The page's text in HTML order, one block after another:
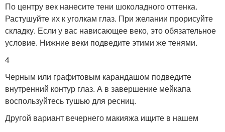
По центру век нанесите тени шоколадного оттенка.
Растушуйте их к уголкам глаз. При желании прорисуйте
складку. Если у вас нависающее веко, это обязательное
условие. Нижние веки подведите этими же тенями.
4
Черным или графитовым карандашом подведите
внутренний контур глаз. А в завершение мейкапа
воспользуйтесь тушью для ресниц.
Другой вариант вечернего макияжа ищите в нашем